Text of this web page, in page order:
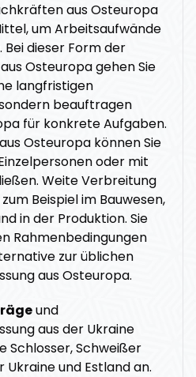
aus Osteuropa
um Arbeitsaufwände
dieser Form der
Osteuropa gehen Sie
langfristigen
beauftragen
für konkrete Aufgaben.
Osteuropa können Sie
oder mit
Weite Verbreitung
Beispiel im Bauwesen,
in der Produktion. Sie
Rahmenbedingungen
zur üblichen
aus Osteuropa.
und
aus der Ukraine
Schlosser, Schweißer
und Estland an.